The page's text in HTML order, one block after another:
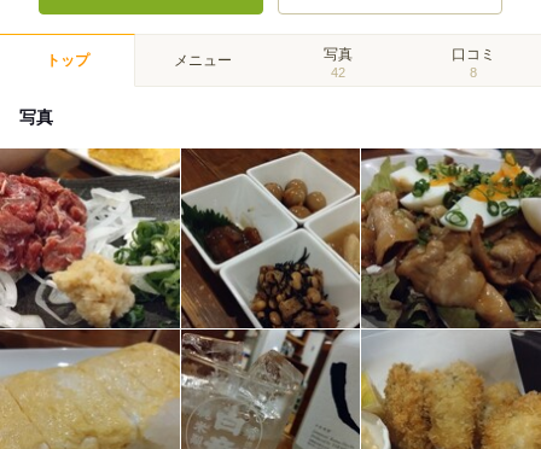
トップ メニュー 写真
42
口コミ
8
写真